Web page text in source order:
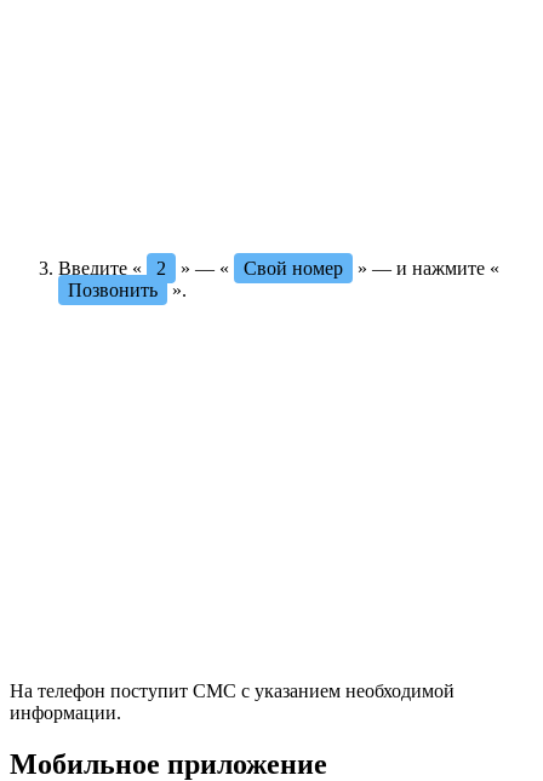
Введите « 2 » — « Свой номер
» — и нажмите «
Позвонить ».
На телефон поступит СМС с указанием необходимой
информации.
Мобильное приложение